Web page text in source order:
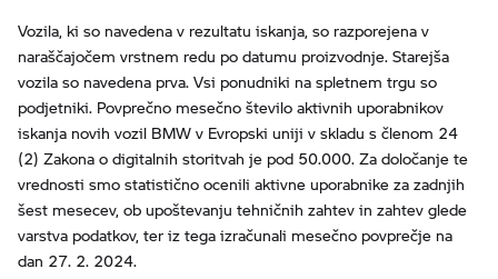
Vozila, ki so navedena v rezultatu iskanja, so razporejena v
naraščajočem vrstnem redu po datumu proizvodnje. Starejša
vozila so navedena prva. Vsi ponudniki na spletnem trgu so
podjetniki. Povprečno mesečno število aktivnih uporabnikov
iskanja novih vozil BMW v Evropski uniji v skladu s členom 24
(2) Zakona o digitalnih storitvah je pod 50.000. Za določanje te
vrednosti smo statistično ocenili aktivne uporabnike za zadnjih
šest mesecev, ob upoštevanju tehničnih zahtev in zahtev glede
varstva podatkov, ter iz tega izračunali mesečno povprečje na
dan 27. 2. 2024.